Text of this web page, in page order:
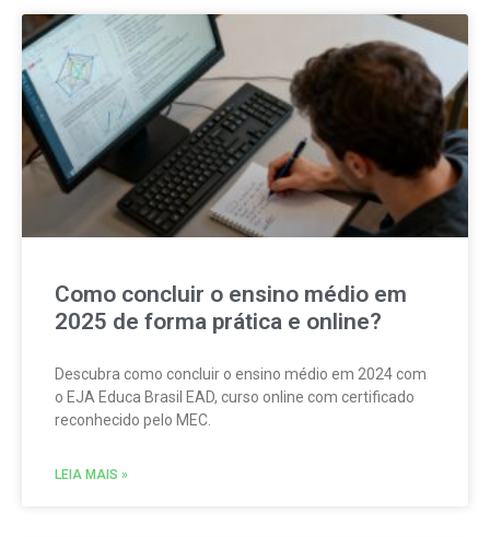
Como concluir o ensino médio em
2025 de forma prática e online?
Descubra como concluir o ensino médio em 2024 com
o EJA Educa Brasil EAD, curso online com certificado
reconhecido pelo MEC.
LEIA MAIS »